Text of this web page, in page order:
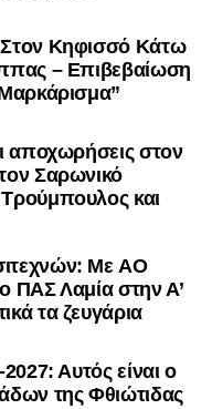
Κηφισσό Κάτω
– Επιβεβαίωση
αποχωρήσεις στον
Σαρωνικό
και
Με AO
ΠΑΣ Λαμία στην Α’
τα ζευγάρια
Αυτός είναι ο
της Φθιώτιδας